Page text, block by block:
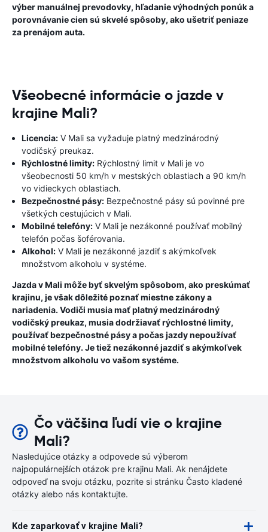
výber manuálnej prevodovky, hľadanie výhodných ponúk a
porovnávanie cien sú skvelé spôsoby, ako ušetriť peniaze
za prenájom auta.
Všeobecné informácie o jazde v
krajine Mali?
Licencia: V Mali sa vyžaduje platný medzinárodný
vodičský preukaz.
Rýchlostné limity: Rýchlostný limit v Mali je vo
všeobecnosti 50 km/h v mestských oblastiach a 90 km/h
vo vidieckych oblastiach.
Bezpečnostné pásy: Bezpečnostné pásy sú povinné pre
všetkých cestujúcich v Mali.
Mobilné telefóny: V Mali je nezákonné používať mobilný
telefón počas šoférovania.
Alkohol: V Mali je nezákonné jazdiť s akýmkoľvek
množstvom alkoholu v systéme.
Jazda v Mali môže byť skvelým spôsobom, ako preskúmať
krajinu, je však dôležité poznať miestne zákony a
nariadenia. Vodiči musia mať platný medzinárodný
vodičský preukaz, musia dodržiavať rýchlostné limity,
používať bezpečnostné pásy a počas jazdy nepoužívať
mobilné telefóny. Je tiež nezákonné jazdiť s akýmkoľvek
množstvom alkoholu vo vašom systéme.
Čo väčšina ľudí vie o krajine
Mali?
Nasledujúce otázky a odpovede sú výberom
najpopulárnejších otázok pre krajinu Mali. Ak nenájdete
odpoveď na svoju otázku, pozrite si stránku Často kladené
otázky alebo nás kontaktujte.
Kde zaparkovať v krajine Mali?